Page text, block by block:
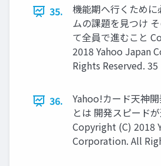
35.
機能期へ行くために
ムの課題を見つけ
て全員で進むこと
2018 Yahoo Japan
Rights Reserved. 35
36.
Yahoo!カード天神
とは 開発スピード
Copyright (C) 2018
Corporation. All